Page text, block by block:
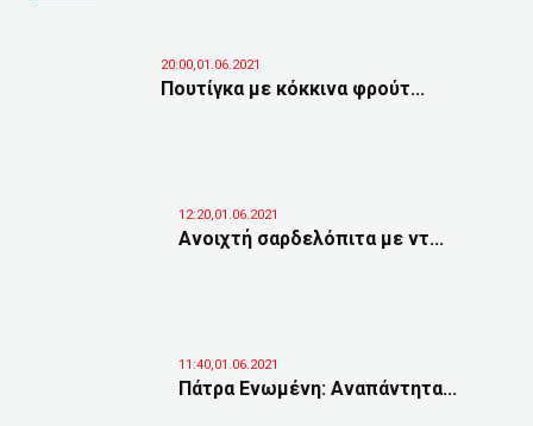
20:00,01.06.2021
Πουτίγκα με κόκκινα φρούτ...
12:20,01.06.2021
Ανοιχτή σαρδελόπιτα με ντ...
11:40,01.06.2021
Πάτρα Ενωμένη: Αναπάντητα...